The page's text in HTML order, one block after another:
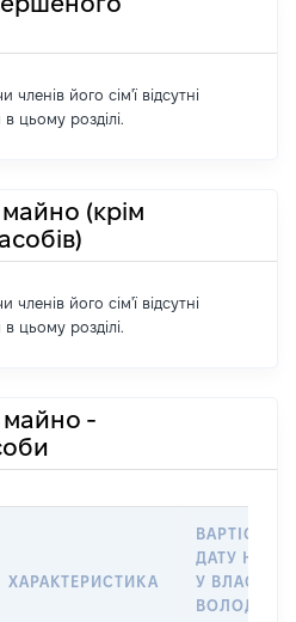
його сім'ї відсутні
цьому розділі.
(крім
його сім'ї відсутні
цьому розділі.
майно -
ХАРАКТЕРИСТИКА
ВАРТІСТЬ
ДАТУ
У